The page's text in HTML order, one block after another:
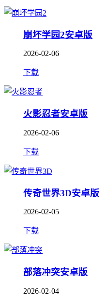
崩坏学园2安卓版
2026-02-06
下载
火影忍者安卓版
2026-02-06
下载
传奇世界3D安卓版
2026-02-05
下载
部落冲突安卓版
2026-02-04